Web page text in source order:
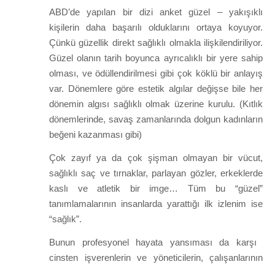
ABD’de yapılan bir dizi anket güzel – yakışıklı
kişilerin daha başarılı olduklarını ortaya koyuyor.
Çünkü güzellik direkt sağlıklı olmakla ilişkilendiriliyor.
Güzel olanın tarih boyunca ayrıcalıklı bir yere sahip
olması, ve ödüllendirilmesi gibi çok köklü bir anlayış
var. Dönemlere göre estetik algılar değişse bile her
dönemin algısı sağlıklı olmak üzerine kurulu. (Kıtlık
dönemlerinde, savaş zamanlarında dolgun kadınların
beğeni kazanması gibi)
Çok zayıf ya da çok şişman olmayan bir vücut,
sağlıklı saç ve tırnaklar, parlayan gözler, erkeklerde
kaslı ve atletik bir imge… Tüm bu “güzel”
tanımlamalarının insanlarda yarattığı ilk izlenim ise
“sağlık”.
Bunun profesyonel hayata yansıması da karşı
cinsten işverenlerin ve yöneticilerin, çalışanlarının